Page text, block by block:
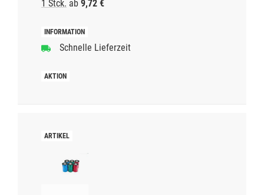
1 Stck. ab 9,72 €
Schnelle Lieferzeit